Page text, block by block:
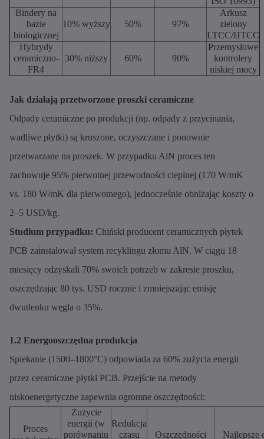
Bindery na
bazie
biologicznej
10% wyższy 50% 97%
Arkusz
zielony
LTCC/HTCC
Hybrydy
ceramiczno-
FR4
30% niższy 60% 90%
Przemysłowe
kontrolery
niskiej mocy
Jak działają przetworzone proszki ceramiczne
Odpady ceramiczne po produkcji (np. odpady z przycinania,
wadliwe płytki) są kruszone, oczyszczane i ponownie
przetwarzane na proszek. W przypadku AlN proces ten
zachowuje 95% pierwotnej przewodności cieplnej (170 W/mK
vs. 180 W/mK dla pierwotnego), jednocześnie obniżając koszty o
2–5 USD/kg.
Studium przypadku: Chiński producent ceramicznych płytek
PCB zainstalował system recyklingu złomu AlN. W ciągu 18
miesięcy odzyskali 70% swoich potrzeb w zakresie proszku,
oszczędzając 80 tys. USD rocznie i zmniejszając emisję
dwutlenku węgla o 35%.
1.2 Energooszczędna produkcja
Spiekanie (1500–1800°C) odpowiada za 60% zużycia energii
przez ceramiczne płytki PCB. Przejście na metody
niskoenergetyczne zapewnia ogromne oszczędności:
Proces
Zużycie
energii (w
porównaniu
Redukcja
czasu
Oszczędności Najlepsze